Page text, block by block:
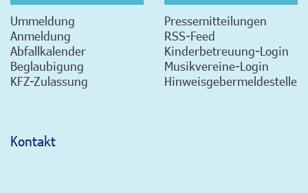
Ummeldung
Anmeldung
Abfallkalender
Beglaubigung
KFZ-Zulassung
Pressemitteilungen
RSS-Feed
Kinderbetreuung-Login
Musikvereine-Login
Hinweisgebermeldestelle
Kontakt